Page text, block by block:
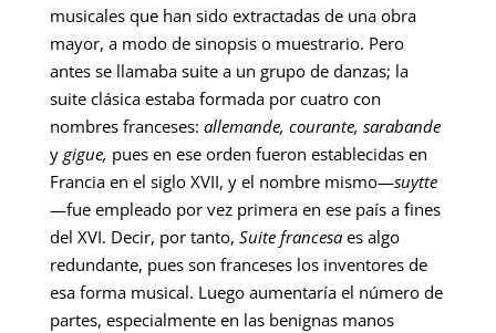
musicales que han sido extractadas de una obra
mayor, a modo de sinopsis o muestrario. Pero
antes se llamaba suite a un grupo de danzas; la
suite clásica estaba formada por cuatro con
nombres franceses: allemande, courante, sarabande
y gigue, pues en ese orden fueron establecidas en
Francia en el siglo XVII, y el nombre mismo—suytte
—fue empleado por vez primera en ese país a fines
del XVI. Decir, por tanto, Suite francesaes algo
redundante, pues son franceses los inventores de
esa forma musical. Luego aumentaría el número de
partes, especialmente en las benignas manos